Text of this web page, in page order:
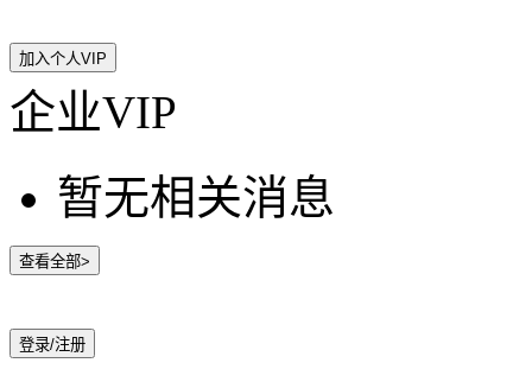
加入个人VIP
企业VIP
暂无相关消息
查看全部>
登录/注册